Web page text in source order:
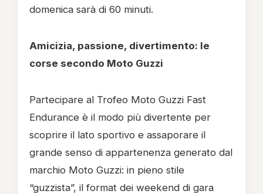
domenica sarà di 60 minuti.
Amicizia, passione, divertimento: le
corse secondo Moto Guzzi
Partecipare al Trofeo Moto Guzzi Fast
Endurance è il modo più divertente per
scoprire il lato sportivo e assaporare il
grande senso di appartenenza generato dal
marchio Moto Guzzi: in pieno stile
“guzzista”, il format dei weekend di gara